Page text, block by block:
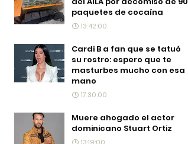
paquetes de cocaína
13:42:00
Cardi B a fan que se tatuó
su rostro: espero que te
masturbes mucho con esa
mano
17:30:00
Muere ahogado el actor
dominicano Stuart Ortiz